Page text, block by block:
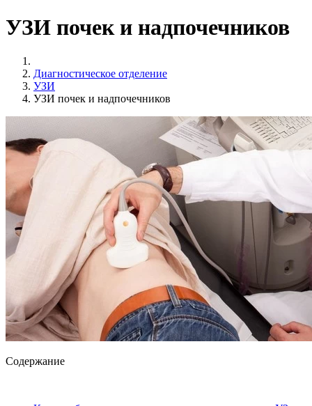
УЗИ почек и надпочечников
Диагностическое отделение
УЗИ
УЗИ почек и надпочечников
Содержание